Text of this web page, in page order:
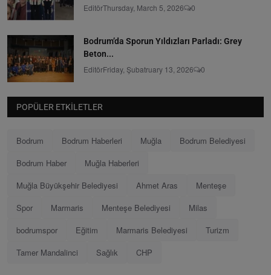
EditörThursday, March 5, 2026 0
Bodrum’da Sporun Yıldızları Parladı: Grey
Beton...
EditörFriday, Şubatruary 13, 2026 0
POPÜLER ETKILETLER
Bodrum Bodrum Haberleri Muğla
Bodrum Belediyesi
Bodrum Haber
Muğla Haberleri
Muğla Büyükşehir Belediyesi
Ahmet Aras
Menteşe
Spor
Marmaris Menteşe Belediyesi
Milas
bodrumspor
Eğitim Marmaris Belediyesi
Turizm
Tamer Mandalinci
Sağlık CHP